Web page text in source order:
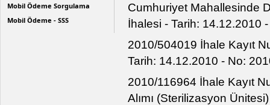
Mobil Ödeme Sorgulama
Mobil Ödeme - SSS
Cumhuriyet Mahallesinde
İhalesi - Tarih: 14.12.2010
2010/504019 İhale Kayıt
Tarih: 14.12.2010 - No:
2010/116964 İhale Kayıt
Alımı (Sterilizasyon